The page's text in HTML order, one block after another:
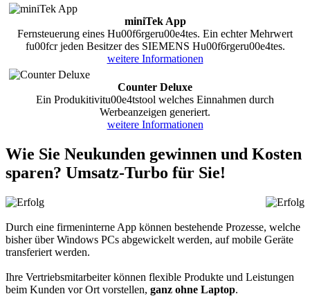
miniTek App
Fernsteuerung eines Hu00f6rgeru00e4tes. Ein echter Mehrwert
fu00fcr jeden Besitzer des SIEMENS Hu00f6rgeru00e4tes.
weitere Informationen
Counter Deluxe
Ein Produkitivitu00e4tstool welches Einnahmen durch
Werbeanzeigen generiert.
weitere Informationen
Wie Sie Neukunden gewinnen und Kosten
sparen? Umsatz-Turbo für Sie!
Durch eine firmeninterne App können bestehende Prozesse, welche
bisher über Windows PCs abgewickelt werden, auf mobile Geräte
transferiert werden.
Ihre Vertriebsmitarbeiter können flexible Produkte und Leistungen
beim Kunden vor Ort vorstellen, ganz ohne Laptop.